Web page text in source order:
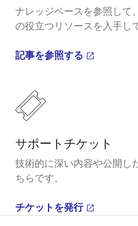
ナレッジベースを参照して
の役立つリソースを入手し
記事を参照する
サポートチケット
技術的に深い内容や公開し
ちらです。
チケットを発行